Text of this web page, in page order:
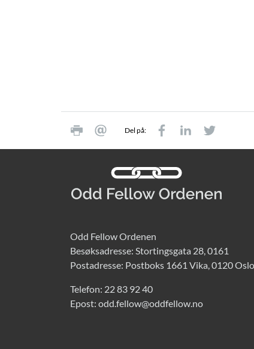
Del på:
Odd Fellow Ordenen
Besøksadresse: Stortingsgata 28, 0161
Postadresse: Postboks 1661 Vika, 0120 Oslo
Telefon: 22 83 92 40
Epost: odd.fellow@oddfellow.no